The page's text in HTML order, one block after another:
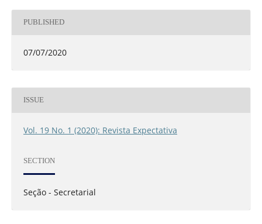
PUBLISHED
07/07/2020
ISSUE
Vol. 19 No. 1 (2020): Revista Expectativa
SECTION
Seção - Secretarial